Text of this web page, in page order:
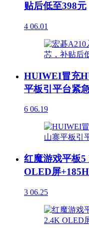
贴后低至398元
4 06.01
HUIWEI冒充
平板引平台紧
6 06.19
红魔游戏平板
OLED屏
3 06.25